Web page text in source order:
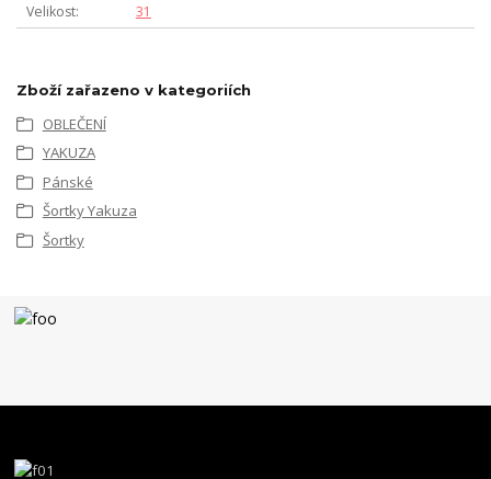
Velikost
31
Zboží zařazeno v kategoriích
OBLEČENÍ
YAKUZA
Pánské
Šortky Yakuza
Šortky